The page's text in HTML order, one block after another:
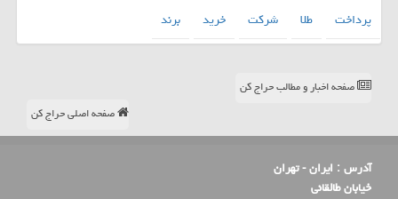
پرداخت
طلا شركت خرید برند
صفحه اخبار و مطالب حراج کن
صفحه اصلی حراج کن
آدرس : ایران - تهران
خیابان طالقانی